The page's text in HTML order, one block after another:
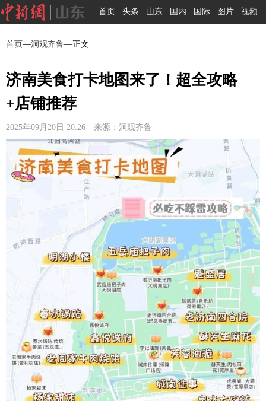
首页 头条 山东 国内 国际 图片 视频
首页—洞观齐鲁—正文
济南美食打卡地图来了！超全攻略
+店铺推荐
2025年09月20日 20:26 来源：洞观齐鲁